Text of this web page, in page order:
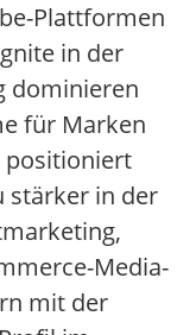
Plattformen
in der
dominieren
für Marken
positioniert
stärker in der
Media-
mit der